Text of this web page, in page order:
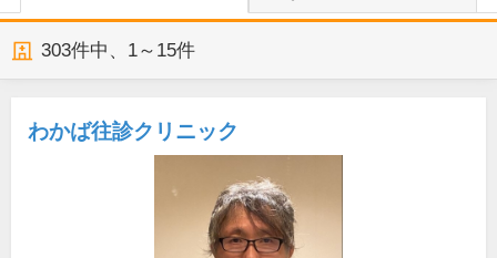
303件中、 1～15件
わかば往診クリニック